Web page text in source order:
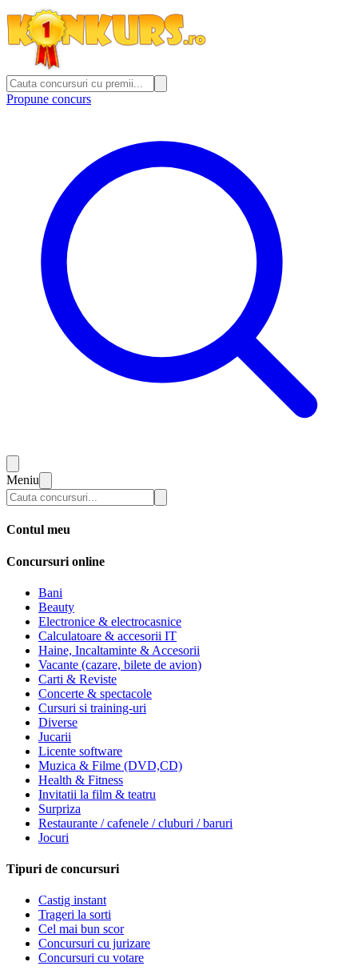
Propune concurs
Meniu
Contul meu
Concursuri online
Bani
Beauty
Electronice & electrocasnice
Calculatoare & accesorii IT
Haine, Incaltaminte & Accesorii
Vacante (cazare, bilete de avion)
Carti & Reviste
Concerte & spectacole
Cursuri si training-uri
Diverse
Jucarii
Licente software
Muzica & Filme (DVD,CD)
Health & Fitness
Invitatii la film & teatru
Surpriza
Restaurante / cafenele / cluburi / baruri
Jocuri
Tipuri de concursuri
Castig instant
Trageri la sorti
Cel mai bun scor
Concursuri cu jurizare
Concursuri cu votare